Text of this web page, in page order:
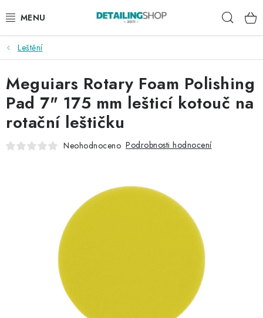
na
AKCE
NOVINKY
EXTERIÉR
INTERIÉR
DÁRKOVÉ SADY A POUKAZY
NAŠE SLUŽBY
Leštění
Meguiars Rotary Foam Polishing
Pad 7" 175 mm lešticí kotouč na
rotační leštičku
Neohodnoceno Podrobnosti hodnocení